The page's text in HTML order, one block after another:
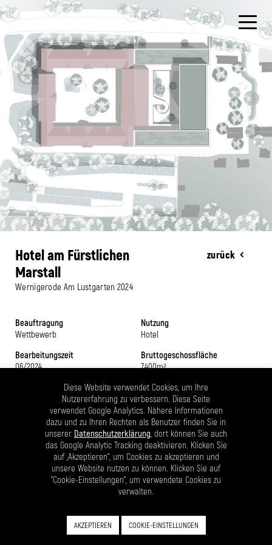
Hotel am Fürstlichen
Marstall
Wernigerode Am Lustgarten 2024
zurück
Beauftragung
Wettbewerb
Bearbeitungszeit
06/2024
GP Papenburg Hochbau GmbH I
Halle (Saale)
Nutzung
Hotel
Bruttogeschossfläche
7.400m²
Nutzfläche
6.660m²
Status
Teilnahme
Der Fürstliche Marstall Wernigerode wurde in den Jahren 1863 bis
1864 im neogotischen Stil errichtet. Schon nach 35 Jahren endete die
ihm zugedachte Nutzung. Bevor 2012 die Reithalle als
historische Gebäudeensemble, die Baumassenanordnung der
Ensembleerweiterung und die Geländetopografie sind die drei
Diese Website verwendet Cookies, um Ihre
Nutzererfahrung zu verbessern. Diese Seite
verwendet Google Analytics. Nähere Informationen
dazu und zu Ihren Rechten als Benutzer finden Sie in
unserer Datenschutzerklärung , dort können Sie auch
das Google Analytic Tracking deaktivieren. Klicken Sie
auf „Akzeptieren“, um Cookies zu akzeptieren und
unsere Website nutzen zu können. Klicken Sie auf
"Cookie-Einstellungen", um verwendete Cookies zu
verwalten.
AKZEPTIEREN COOKIE-EINSTELLUNGEN